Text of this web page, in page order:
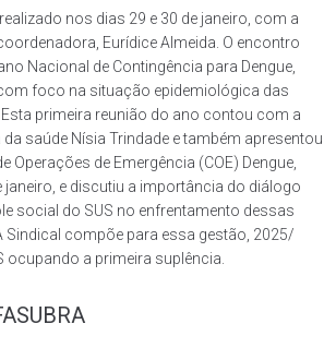
nos dias 29 e 30 de janeiro, com a
Eurídice Almeida. O encontro
Nacional de Contingência para Dengue,
foco na situação epidemiológica das
primeira reunião do ano contou com a
saúde Nísia Trindade e também apresentou
Operações de Emergência (COE) Dengue,
janeiro, e discutiu a importância do diálogo
social do SUS no enfrentamento dessas
Sindical compõe para essa gestão, 2025/
ocupando a primeira suplência.